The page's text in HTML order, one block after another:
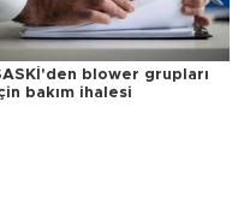
blower grupları
bakım ihalesi